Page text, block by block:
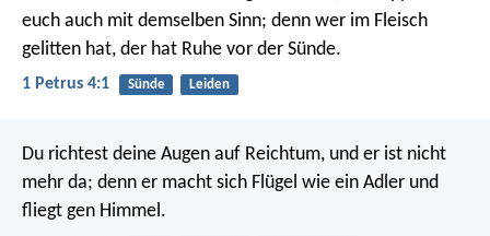
euch auch mit demselben Sinn; denn wer im Fleisch
gelitten hat, der hat Ruhe vor der Sünde.
1 Petrus 4:1 Sünde Leiden
Du richtest deine Augen auf Reichtum, und er ist nicht
mehr da; denn er macht sich Flügel wie ein Adler und
fliegt gen Himmel.